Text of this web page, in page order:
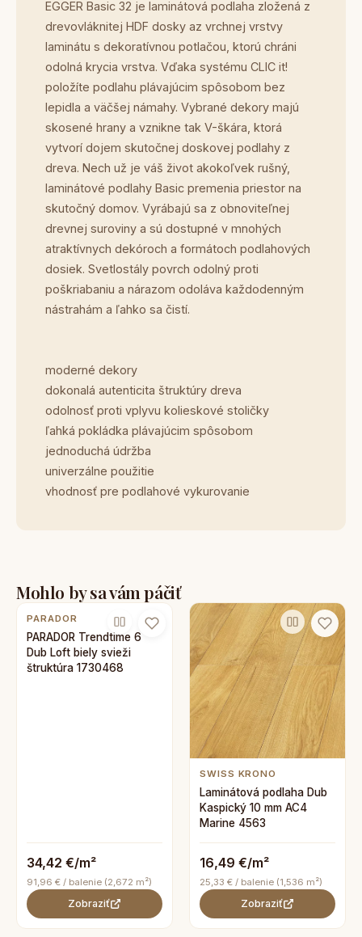
EGGER Basic 32 je laminátová podlaha zložená z
drevovláknitej HDF dosky az vrchnej vrstvy
laminátu s dekoratívnou potlačou, ktorú chráni
odolná krycia vrstva. Vďaka systému CLIC it!
položíte podlahu plávajúcim spôsobom bez
lepidla a väčšej námahy. Vybrané dekory majú
skosené hrany a vznikne tak V-škára, ktorá
vytvorí dojem skutočnej doskovej podlahy z
dreva. Nech už je váš život akokoľvek rušný,
laminátové podlahy Basic premenia priestor na
skutočný domov. Vyrábajú sa z obnoviteľnej
drevnej suroviny a sú dostupné v mnohých
atraktívnych dekóroch a formátoch podlahových
dosiek. Svetlostály povrch odolný proti
poškriabaniu a nárazom odoláva každodenným
nástrahám a ľahko sa čistí.
moderné dekory
dokonalá autenticita štruktúry dreva
odolnosť proti vplyvu kolieskové stoličky
ľahká pokládka plávajúcim spôsobom
jednoduchá údržba
univerzálne použitie
vhodnosť pre podlahové vykurovanie
Mohlo by sa vám páčiť
PARADOR
PARADOR Trendtime 6
Dub Loft biely svieži
štruktúra 1730468
34,42 €/m²
91,96 € / balenie (2,672 m²)
Zobraziť
SWISS KRONO
Laminátová podlaha Dub
Kaspický 10 mm AC4
Marine 4563
16,49 €/m²
25,33 € / balenie (1,536 m²)
Zobraziť